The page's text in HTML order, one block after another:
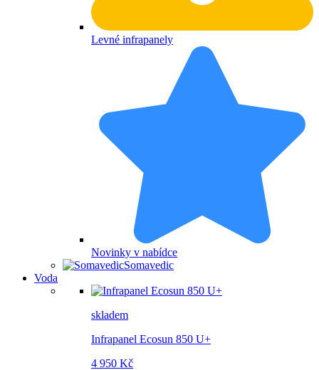
Levné infrapanely
Novinky v nabídce
Somavedic
Voda
skladem
Infrapanel Ecosun 850 U+
4 950 Kč